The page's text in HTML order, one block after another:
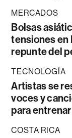
MERCADOS
Bolsas
tensiones en
repunte del
TECNOLOGÍA
Artistas se
voces y
para entrenar
COSTA RICA